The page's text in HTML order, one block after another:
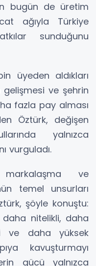
bugün de üretim
ağıyla Türkiye
sunduğunu
üyeden aldıkları
ve şehrin
fazla pay alması
Öztürk, değişen
yalnızca
vurguladı.
markalaşma ve
temel unsurları
şöyle konuştu:
daha nitelikli, daha
ve daha yüksek
kavuşturmayı
gücü yalnızca